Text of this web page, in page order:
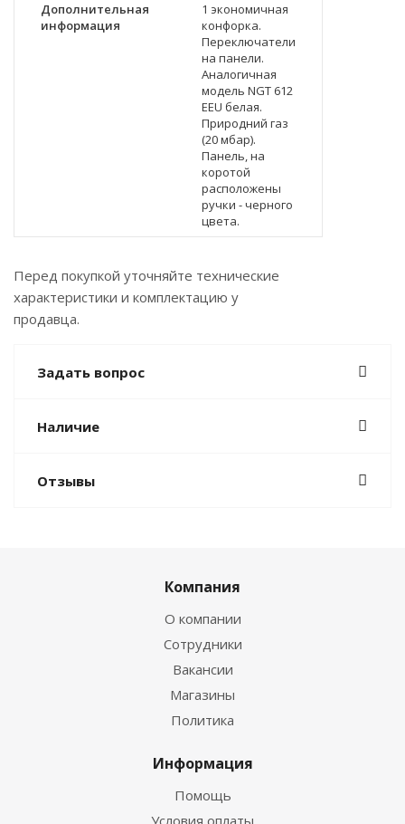
Дополнительная
информация
1 экономичная
конфорка.
Переключатели
на панели.
Аналогичная
модель NGT 612
EEU белая.
Природний газ
(20 мбар).
Панель, на
коротой
расположены
ручки - черного
цвета.
Перед покупкой уточняйте технические
характеристики и комплектацию у
продавца.
Задать вопрос
Наличие
Отзывы
Компания
О компании
Сотрудники
Вакансии
Магазины
Политика
Информация
Помощь
Условия оплаты